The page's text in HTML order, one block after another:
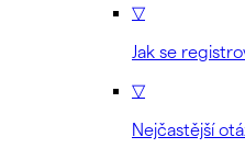
▽
Jak se
▽
Nejčastější